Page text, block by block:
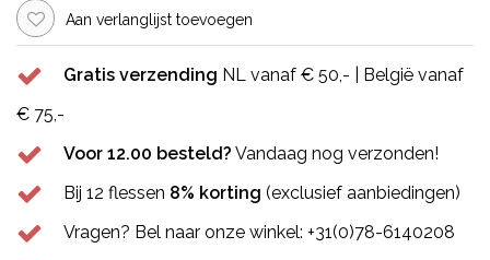
Aan verlanglijst toevoegen
Gratis verzending NL vanaf € 50,- | België vanaf
€ 75,-
Voor 12.00 besteld? Vandaag nog verzonden!
Bij 12 flessen 8% korting (exclusief aanbiedingen)
Vragen? Bel naar onze winkel: +31(0)78-6140208